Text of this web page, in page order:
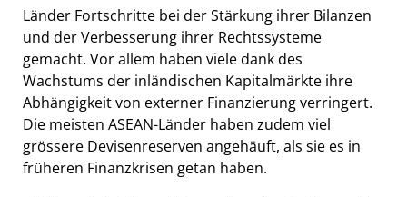
Länder Fortschritte bei der Stärkung ihrer Bilanzen
und der Verbesserung ihrer Rechtssysteme
gemacht. Vor allem haben viele dank des
Wachstums der inländischen Kapitalmärkte ihre
Abhängigkeit von externer Finanzierung verringert.
Die meisten ASEAN-Länder haben zudem viel
grössere Devisenreserven angehäuft, als sie es in
früheren Finanzkrisen getan haben.